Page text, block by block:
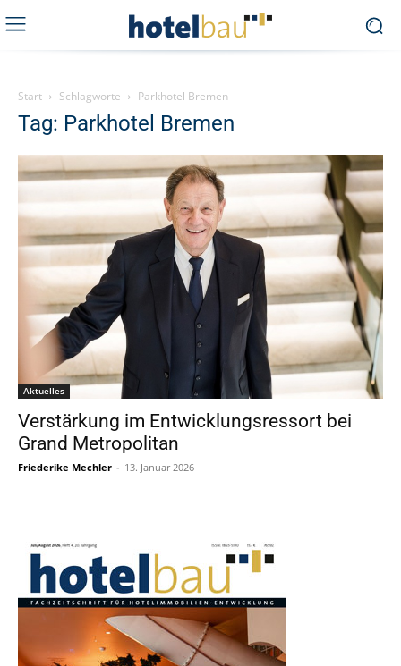
Start Schlagworte Parkhotel Bremen
Tag: Parkhotel Bremen
Aktuelles
Verstärkung im Entwicklungsressort bei
Grand Metropolitan
Friederike Mechler - 13. Januar 2026